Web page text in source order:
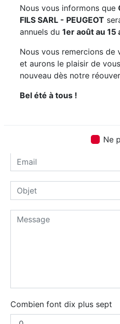
Nous vous informons que
FILS SARL - PEUGEOT
annuels du 1er août au 15
Nous vous remercions de
et aurons le plaisir de
nouveau dès notre
Bel été à tous !
Ne
Combien font dix plus sept